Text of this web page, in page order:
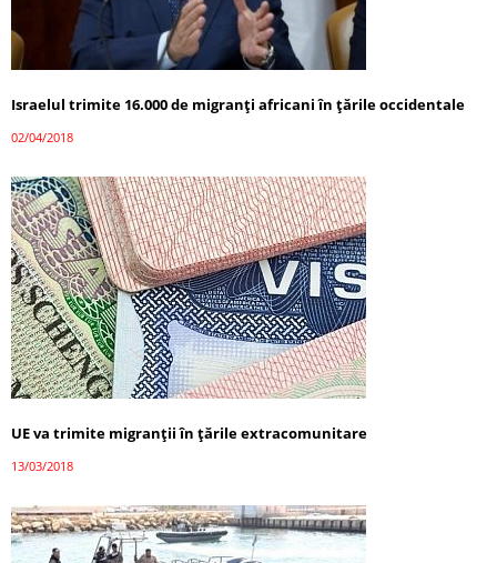
Israelul trimite 16.000 de migranți africani în țările occidentale
02/04/2018
UE va trimite migranții în țările extracomunitare
13/03/2018